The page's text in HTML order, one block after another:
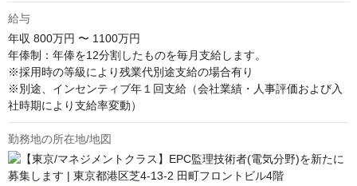
給与
年収 800万円 〜 1100万円
年俸制：年俸を12分割したものを毎月支給します。
※採用時の等級により残業代別途支給の場合有り
※別途、インセンティブ年１回支給（会社業績・人事評価および入
社時期により支給率変動）
勤務地の所在地/地図